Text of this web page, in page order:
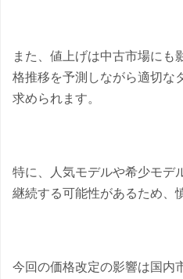
また、値上げは中古市場にも
格推移を予測しながら適切な
求められます。
特に、人気モデルや希少モデ
継続する可能性があるため、
今回の価格改定の影響は国内